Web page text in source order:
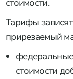
стоимости.
Тарифы
прирезаемый
стоимости